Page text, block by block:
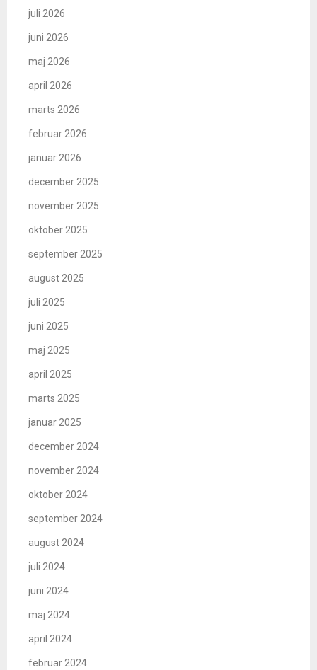
juli 2026
juni 2026
maj 2026
april 2026
marts 2026
februar 2026
januar 2026
december 2025
november 2025
oktober 2025
september 2025
august 2025
juli 2025
juni 2025
maj 2025
april 2025
marts 2025
januar 2025
december 2024
november 2024
oktober 2024
september 2024
august 2024
juli 2024
juni 2024
maj 2024
april 2024
februar 2024